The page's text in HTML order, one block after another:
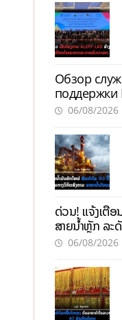
Обзор
06/08/2026
ດ່ວນ! ແຈ້ງເຕື
ສາຍນໍ້າຫຼັກ ລະ
ອັນຕະລາຍ
06/08/2026